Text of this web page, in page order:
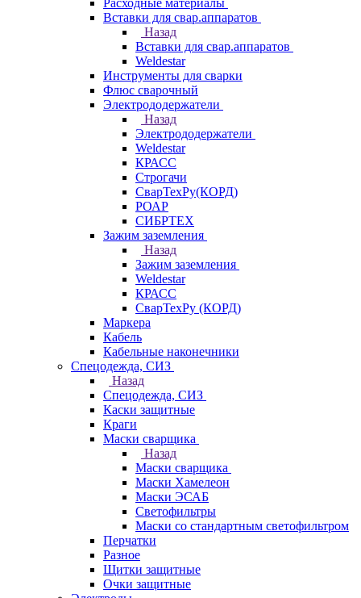
Расходные материалы
Вставки для свар.аппаратов
Назад
Вставки для свар.аппаратов
Weldestar
Инструменты для сварки
Флюс сварочный
Электрододержатели
Назад
Электрододержатели
Weldestar
КРАСС
Строгачи
СварТехРу(КОРД)
РОАР
СИБРТЕХ
Зажим заземления
Назад
Зажим заземления
Weldestar
КРАСС
СварТехРу (КОРД)
Маркера
Кабель
Кабельные наконечники
Спецодежда, СИЗ
Назад
Спецодежда, СИЗ
Каски защитные
Краги
Маски сварщика
Назад
Маски сварщика
Маски Хамелеон
Маски ЭСАБ
Светофильтры
Маски со стандартным светофильтром
Перчатки
Разное
Щитки защитные
Очки защитные